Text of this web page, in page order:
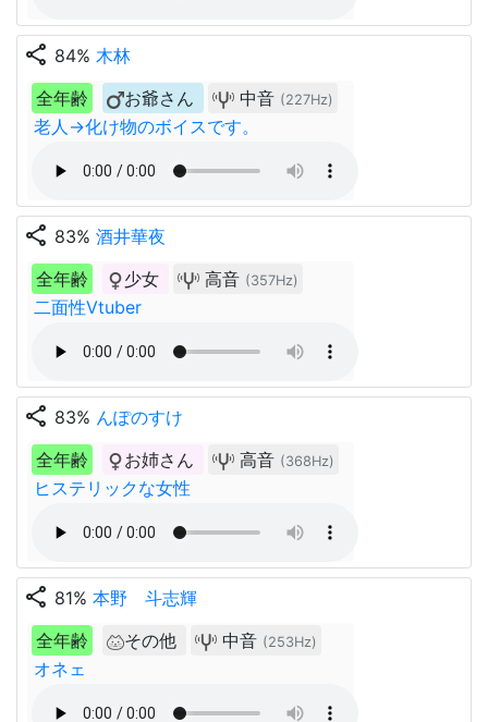
share 84% 木林
全年齢
お爺さん 中音 (227Hz)
老人→化け物のボイスです。
share 83% 酒井華夜
全年齢
少女 高音 (357Hz)
二面性Vtuber
share 83% んぽのすけ
全年齢
お姉さん 高音 (368Hz)
ヒステリックな女性
share 81% 本野 斗志輝
全年齢
その他 中音 (253Hz)
オネェ